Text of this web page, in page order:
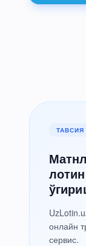
ТАВСИЯ
онлайн
сервис.